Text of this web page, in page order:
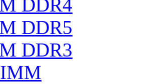
DDR4
DDR5
DDR3